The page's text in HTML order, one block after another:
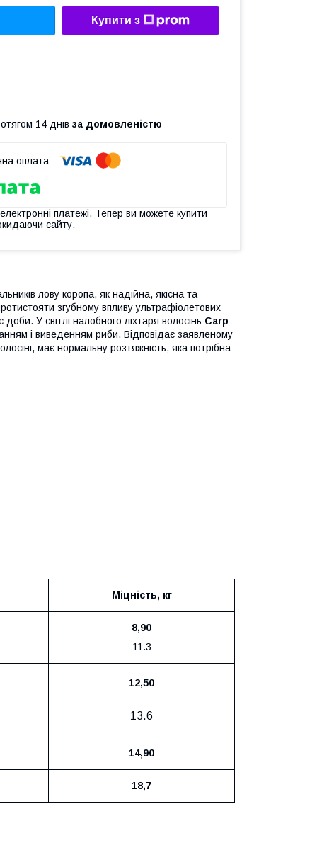
Купити з
14 днів за домовленістю
платежі. Тепер ви можете купити
сайту.
лову коропа, як надійна, якісна та
згубному впливу ультрафіолетових
У світлі налобного ліхтаря волосінь Carp
і виведенням риби. Відповідає заявленому
має нормальну розтяжність, яка потрібна
Міцність, кг
8,90
11.3
12,50
13.6
14,90
18,7